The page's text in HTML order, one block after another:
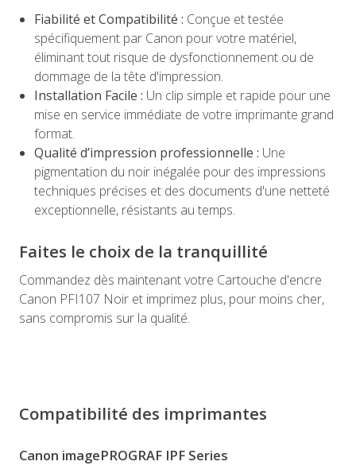
Fiabilité et Compatibilité : Conçue et testée
spécifiquement par Canon pour votre matériel,
éliminant tout risque de dysfonctionnement ou de
dommage de la tête d'impression.
Installation Facile : Un clip simple et rapide pour une
mise en service immédiate de votre imprimante grand
format.
Qualité d’impression professionnelle : Une
pigmentation du noir inégalée pour des impressions
techniques précises et des documents d'une netteté
exceptionnelle, résistants au temps.
Faites le choix de la tranquillité
Commandez dès maintenant votre Cartouche d'encre
Canon PFI107 Noir et imprimez plus, pour moins cher,
sans compromis sur la qualité.
Compatibilité des imprimantes
Canon imagePROGRAF IPF Series